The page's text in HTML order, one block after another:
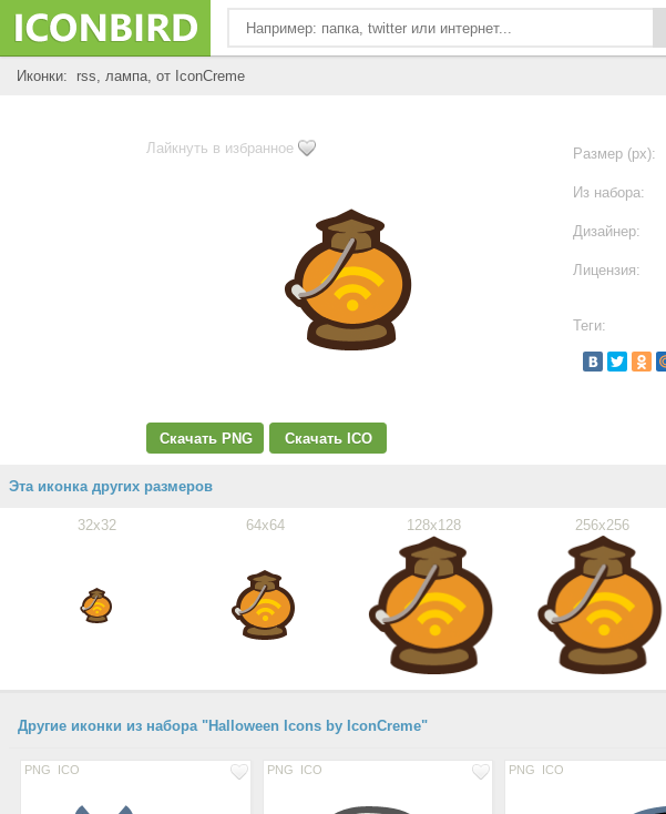
Иконки: rss, лампа, от IconCreme
Лайкнуть в избранное
Скачать PNG Скачать ICO
Размер (px):
Из набора:
Дизайнер:
Лицензия:
Теги:
Эта иконка других размеров
32x32 64x64 128x128 256x256
Другие иконки из набора "Halloween Icons by IconCreme"
PNG ICO PNG ICO PNG ICO